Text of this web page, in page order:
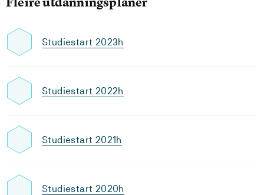
Studiestart 2023h
Studiestart 2022h
Studiestart 2021h
Studiestart 2020h